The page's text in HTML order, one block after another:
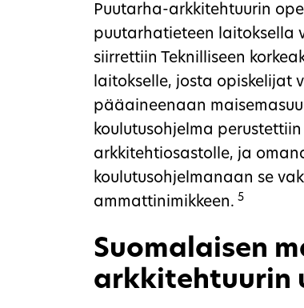
Puutarha-arkkitehtuurin
puutarhatieteen laitoksella
siirrettiin Teknilliseen
laitokselle, josta opiskelijat
pääaineenaan
koulutusohjelma perustettiin
arkkitehtiosastolle, ja
koulutusohjelmanaan se
ammattinimikkeen. 5
Suomalaisen
arkkitehtuurin